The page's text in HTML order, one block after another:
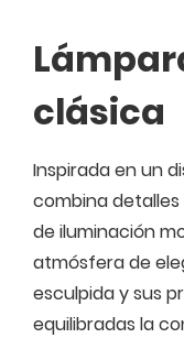
clásica
Inspirada en un
combina
de iluminación
atmósfera de
esculpida y sus
equilibradas la